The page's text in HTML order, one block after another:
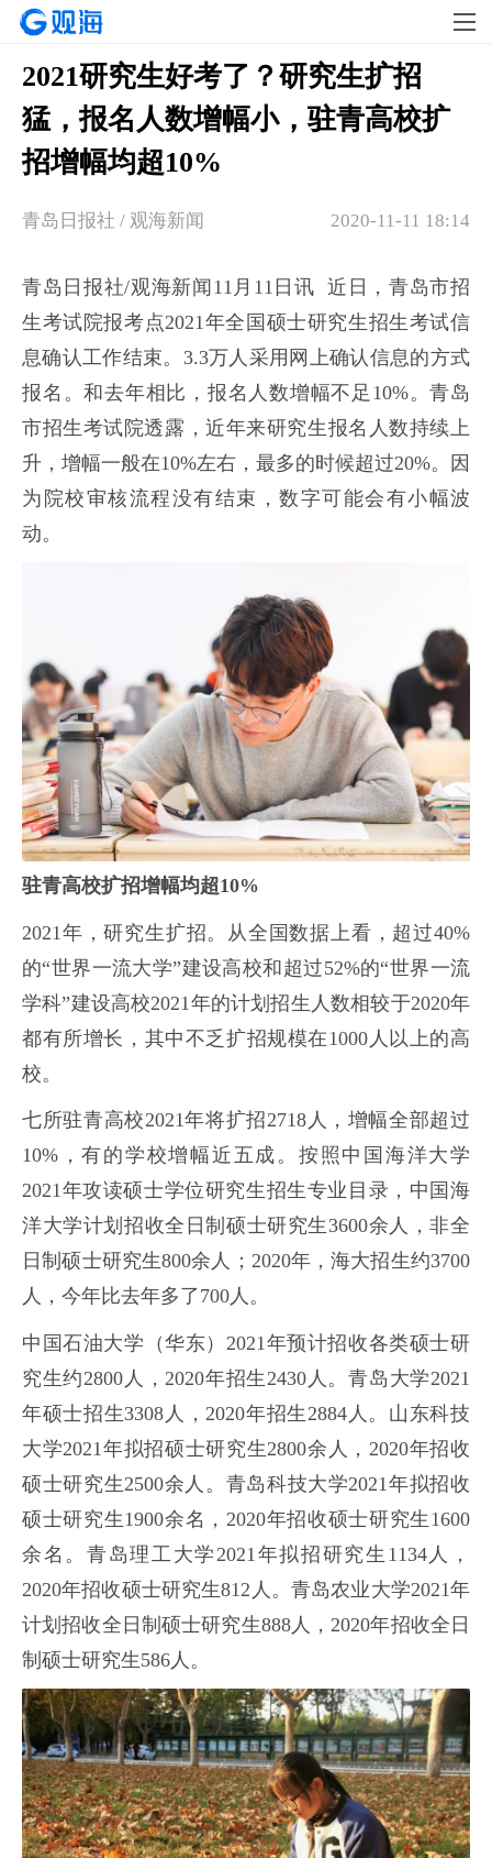
2021研究生好考了？研究生扩招
猛，报名人数增幅小，驻青高校扩
招增幅均超10%
2020-11-11 18:14
青岛日报社 / 观海新闻
青岛日报社/观海新闻11月11日讯 近日，青岛市招
生考试院报考点2021年全国硕士研究生招生考试信
息确认工作结束。3.3万人采用网上确认信息的方式
报名。和去年相比，报名人数增幅不足10%。青岛
市招生考试院透露，近年来研究生报名人数持续上
升，增幅一般在10%左右，最多的时候超过20%。因
为院校审核流程没有结束，数字可能会有小幅波
动。
驻青高校扩招增幅均超10%
2021年，研究生扩招。从全国数据上看，超过40%
的“世界一流大学”建设高校和超过52%的“世界一流
学科”建设高校2021年的计划招生人数相较于2020年
都有所增长，其中不乏扩招规模在1000人以上的高
校。
七所驻青高校2021年将扩招2718人，增幅全部超过
10%，有的学校增幅近五成。按照中国海洋大学
2021年攻读硕士学位研究生招生专业目录，中国海
洋大学计划招收全日制硕士研究生3600余人，非全
日制硕士研究生800余人；2020年，海大招生约3700
人，今年比去年多了700人。
中国石油大学（华东）2021年预计招收各类硕士研
究生约2800人，2020年招生2430人。青岛大学2021
年硕士招生3308人，2020年招生2884人。山东科技
大学2021年拟招硕士研究生2800余人，2020年招收
硕士研究生2500余人。青岛科技大学2021年拟招收
硕士研究生1900余名，2020年招收硕士研究生1600
余名。青岛理工大学2021年拟招研究生1134人，
2020年招收硕士研究生812人。青岛农业大学2021年
计划招收全日制硕士研究生888人，2020年招收全日
制硕士研究生586人。